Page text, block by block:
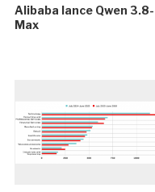
Alibaba lance Qwen 3.8-
Max